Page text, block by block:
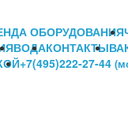
ОБОРУДОВАНИЯ
ВОДАКОНТАКТЫ
+7(495)222-27-44